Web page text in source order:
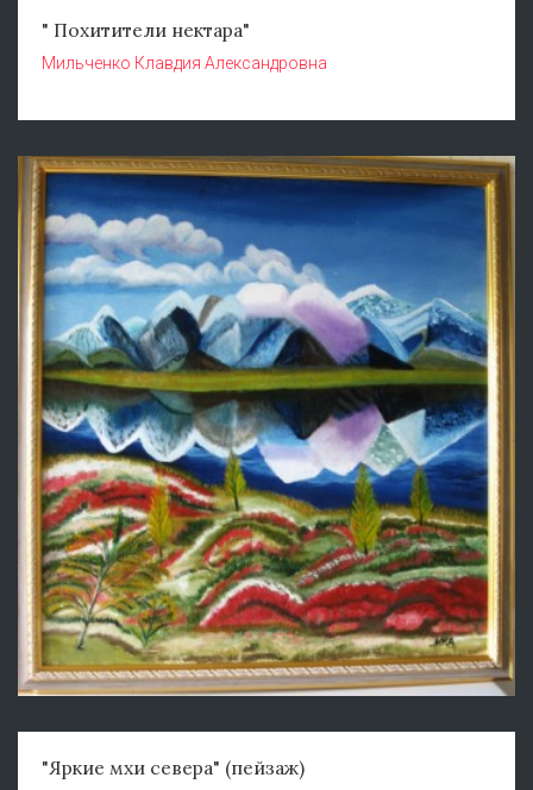
" Похитители нектара"
Мильченко Клавдия Александровна
"Яркие мхи севера" (пейзаж)